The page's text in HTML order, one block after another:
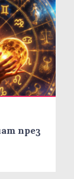
през